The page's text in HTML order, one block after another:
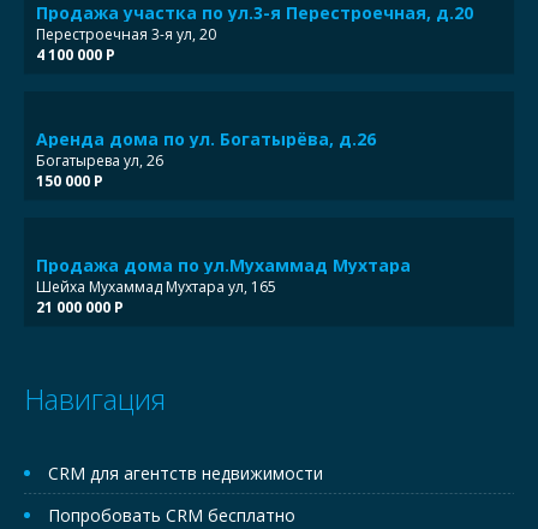
Продажа участка по ул.3-я Перестроечная, д.20
Перестроечная 3-я ул, 20
4 100 000 Р
Аренда дома по ул. Богатырёва, д.26
Богатырева ул, 26
150 000 Р
Продажа дома по ул.Мухаммад Мухтара
Шейха Мухаммад Мухтара ул, 165
21 000 000 Р
Навигация
CRM для агентств недвижимости
Попробовать CRM бесплатно